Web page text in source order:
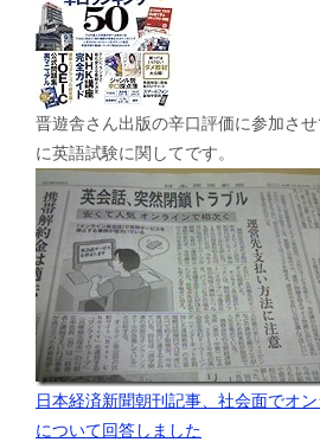
晋遊舎さん出版の辛口評価に参加さ
に英語試験に関してです。
日本経済新聞朝刊記事、社会面でオ
について回答しました